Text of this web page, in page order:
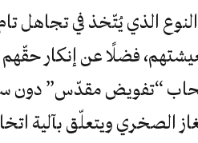
الذي يُتّخذ في تجاهل
فضلًا عن إنكار حقّهم
“تفويض مقدّس” دون
الصخري ويتعلّق بآلية